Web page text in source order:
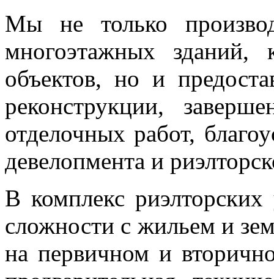
Мы не только
многоэтажных зданий,
объектов, но и
реконструкции,
отделочных работ,
девелопмента и
В комплекс
сложности с жильем и
на первичном и